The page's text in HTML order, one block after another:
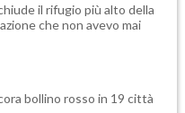
il rifugio più alto della
che non avevo mai
bollino rosso in 19 città